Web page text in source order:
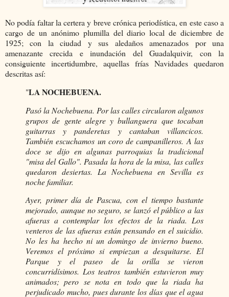
No podía faltar la certera y breve crónica periodística, en este caso a
cargo de un anónimo plumilla del diario local de diciembre de
1925; con la ciudad y sus aledaños amenazados por una
amenazante crecida e inundación del Guadalquivir, con la
consiguiente incertidumbre, aquellas frías Navidades quedaron
descritas así:
"LA NOCHEBUENA.
Pasó la Nochebuena. Por las calles circularon algunos
grupos de gente alegre y bullanguera que tocaban
guitarras y panderetas y cantaban villancicos.
También escuchamos un coro de campanilleros. A las
doce se dijo en algunas parroquias la tradicional
"misa del Gallo". Pasada la hora de la misa, las calles
quedaron desiertas. La Nochebuena en Sevilla es
noche familiar.
Ayer, primer día de Pascua, con el tiempo bastante
mejorado, aunque no seguro, se lanzó el público a las
afueras a contemplar los efectos de la riada. Los
venteros de las afueras están pensando en el suicidio.
No les ha hecho ni un domingo de invierno bueno.
Veremos el próximo si empiezan a desquitarse. El
Parque y el paseo de la orilla se vieron
concurridísimos. Los teatros también estuvieron muy
animados; pero se nota en todo que la riada ha
perjudicado mucho, pues durante los días que el agua